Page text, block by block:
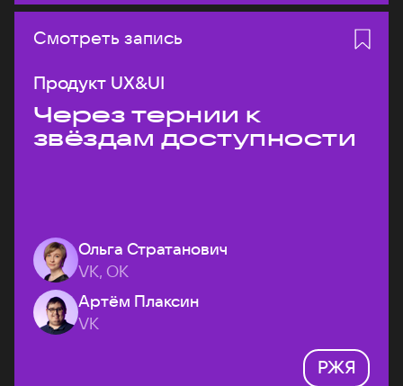
Смотреть запись
Продукт UX&UI
Через тернии к
звёздам доступности
Ольга Стратанович
VK, ОК
Артём Плаксин
VK
РЖЯ